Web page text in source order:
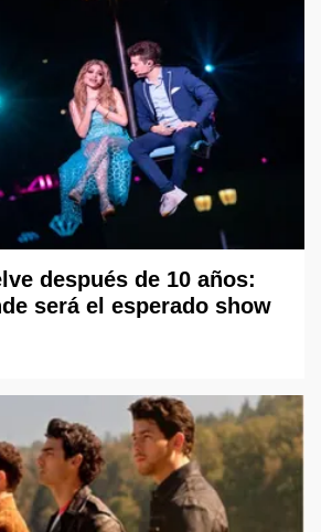
después de 10 años:
será el esperado show